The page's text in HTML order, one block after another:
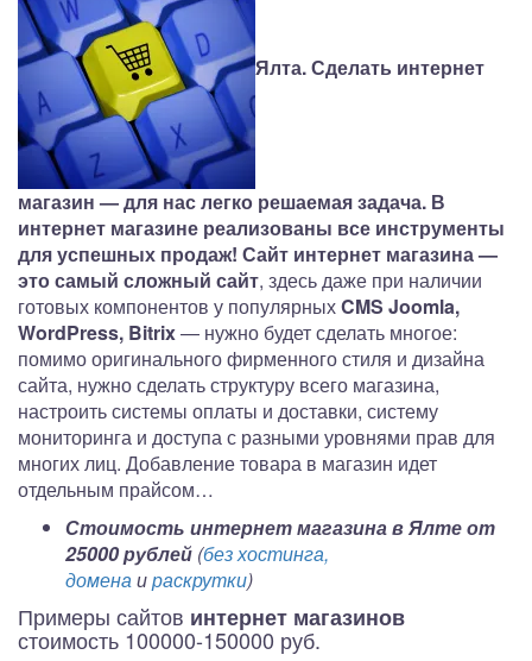
Ялта. Сделать интернет
магазин — для нас легко решаемая задача. В
интернет магазине реализованы все инструменты
для успешных продаж! Сайт интернет магазина —
это самый сложный сайт, здесь даже при наличии
готовых компонентов у популярныхCMS Joomla,
WordPress, Bitrix— нужно будет сделать многое:
помимо оригинального фирменного стиля и дизайна
сайта, нужно сделать структуру всего магазина,
настроить системы оплаты и доставки, систему
мониторинга и доступа с разными уровнями прав для
многих лиц. Добавление товара в магазин идет
отдельным прайсом…
Стоимость интернет магазина в Ялте от
25000 рублей (без хостинга,
доменаираскрутки)
Примеры сайтов интернет магазинов
стоимость 100000-150000 руб.